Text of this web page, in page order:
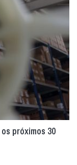
próximos 30